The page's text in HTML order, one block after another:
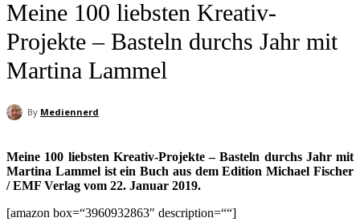
Meine 100 liebsten Kreativ-
Projekte – Basteln durchs Jahr mit
Martina Lammel
By Mediennerd
Meine 100 liebsten Kreativ-Projekte – Basteln durchs Jahr mit
Martina Lammel ist ein Buch aus dem Edition Michael Fischer
/ EMF Verlag vom 22. Januar 2019.
[amazon box=“3960932863″ description=““]